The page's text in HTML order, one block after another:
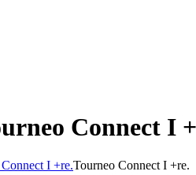
Connect I
I +re.Tourneo Connect I +re.